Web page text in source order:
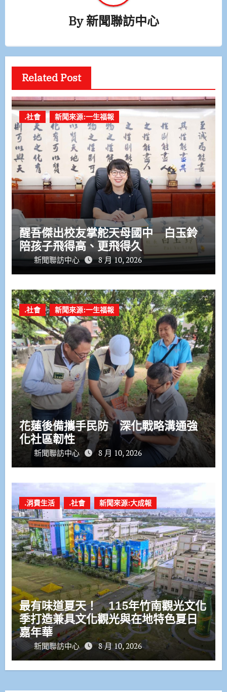
By新聞聯訪中心
Related Post
.社會 新聞來源:一生福報
醒吾傑出校友掌舵天母國中 白玉鈴
陪孩子飛得高、更飛得久
新聞聯訪中心 8 月 10, 2026
.社會 新聞來源:一生福報
花蓮後備攜手民防 深化戰略溝通強
化社區韌性
新聞聯訪中心 8 月 10, 2026
.消費生活 .社會 新聞來源:大成報
最有味道夏天！ 115年竹南觀光文化
季打造兼具文化觀光與在地特色夏日
嘉年華
新聞聯訪中心 8 月 10, 2026